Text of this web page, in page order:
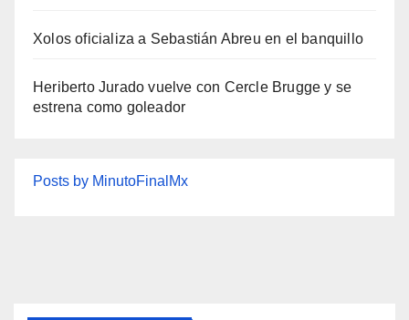
Xolos oficializa a Sebastián Abreu en el banquillo
Heriberto Jurado vuelve con Cercle Brugge y se
estrena como goleador
Posts by MinutoFinalMx